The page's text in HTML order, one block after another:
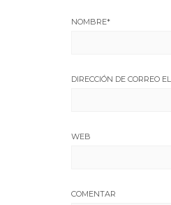
NOMBRE*
DIRECCIÓN DE CORREO
WEB
COMENTAR